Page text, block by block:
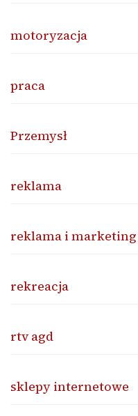
motoryzacja
praca
Przemysł
reklama
reklama i marketing
rekreacja
rtv agd
sklepy internetowe